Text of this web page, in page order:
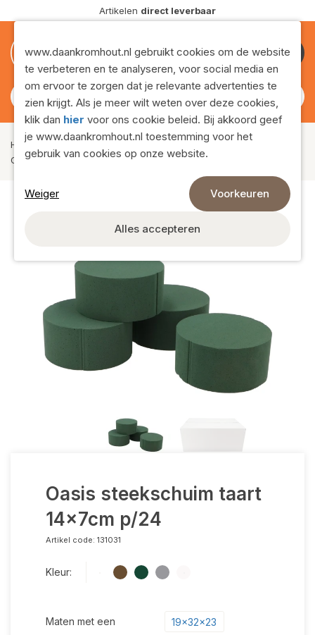
direct leverbaar
Home Oasis en Steekschuim
OASIS STEEKSCHUIM TAART 14X7CM P/24
Oasis steekschuim taart
14x7cm p/24
Artikel code: 131031
Kleur:
Maten met een
19x32x23
www.daankromhout.nl gebruikt cookies om de website
te verbeteren en te analyseren, voor social media en
om ervoor te zorgen dat je relevante advertenties te
zien krijgt. Als je meer wilt weten over deze cookies,
klik dan hier voor ons cookie beleid. Bij akkoord geef
je www.daankromhout.nl toestemming voor het
gebruik van cookies op onze website.
Weiger Voorkeuren
Alles accepteren